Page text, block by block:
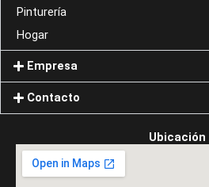
Pinturería
Hogar
Empresa
Contacto
Ubicación